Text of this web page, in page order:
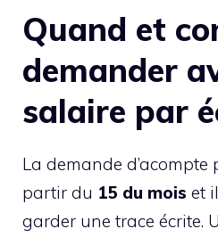
Quand et
demander
salaire par
La demande d’acompte
partir du 15 du mois et
garder une trace écrite.